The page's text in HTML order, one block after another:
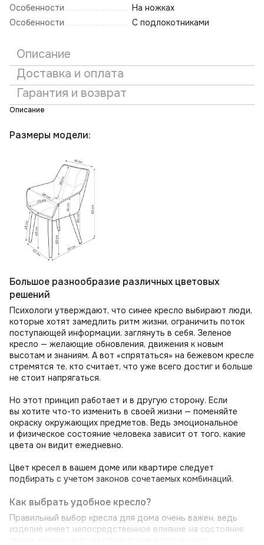
Особенности
На ножках
Особенности
С подлокотниками
Описание
Доставка и оплата
Гарантия и возврат
Описание
Размеры модели:
Большое разнообразие различных цветовых
решений
Психологи утверждают, что синее кресло выбирают люди,
которые хотят замедлить ритм жизни, ограничить поток
поступающей информации, заглянуть в себя. Зеленое
кресло — желающие обновления, движения к новым
высотам и знаниям. А вот «спрятаться» на бежевом кресле
стремятся те, кто считает, что уже всего достиг и больше
не стоит напрягаться.
Но этот принцип работает и в другую сторону. Если
вы хотите что-то изменить в своей жизни — поменяйте
окраску окружающих предметов. Ведь эмоциональное
и физическое состояние человека зависит от того, какие
цвета он видит ежедневно.
Цвет кресел в вашем доме или квартире следует
подбирать с учетом законов сочетаемых комбинаций.
Как выбрать удобное кресло?
Правильный выбор кресла для дома очень важен, ведь
изделие имеет непосредственное влияние на состояние